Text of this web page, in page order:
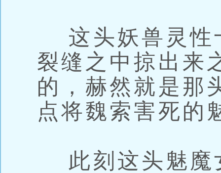
这头妖兽灵性
裂缝之中掠出来
的，赫然就是那
点将魏索害死的
此刻这头魅魔